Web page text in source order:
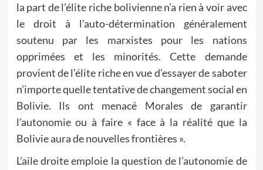
la part de l’élite riche bolivienne n’a rien à voir avec
le droit à l’auto-détermination généralement
soutenu par les marxistes pour les nations
opprimées et les minorités. Cette demande
provient de l’élite riche en vue d’essayer de saboter
n’importe quelle tentative de changement social en
Bolivie. Ils ont menacé Morales de garantir
l’autonomie ou à faire « face à la réalité que la
Bolivie aura de nouvelles frontières ».
L’aile droite emploie la question de l’autonomie de